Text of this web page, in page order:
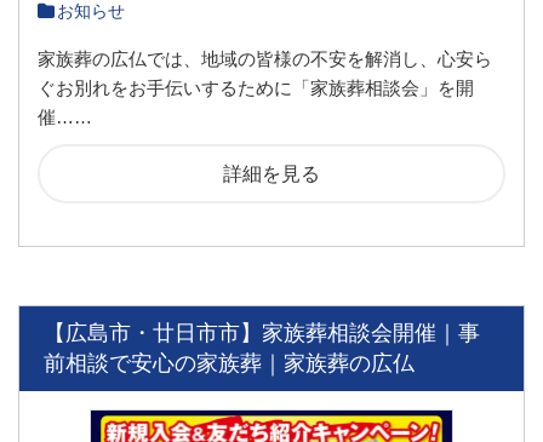
お知らせ
家族葬の広仏では、地域の皆様の不安を解消し、心安ら
ぐお別れをお手伝いするために「家族葬相談会」を開
催……
詳細を見る
【広島市・廿日市市】家族葬相談会開催｜事
前相談で安心の家族葬｜家族葬の広仏